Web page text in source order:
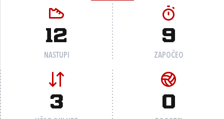
12
NASTUPI
9
ZAPOČEO
3 0